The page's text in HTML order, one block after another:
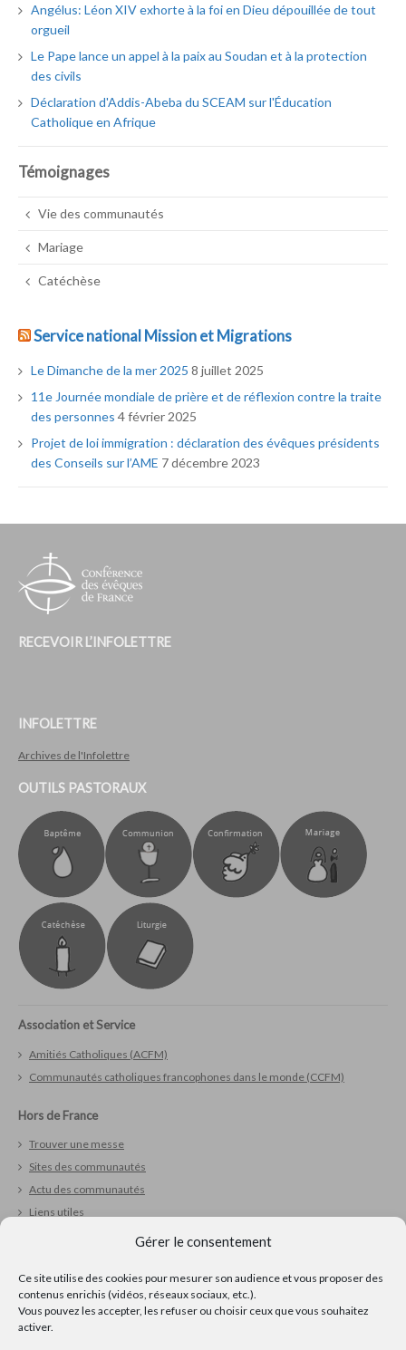
Gérer le consentement
Ce site utilise des cookies pour mesurer son audience et vous proposer des
contenus enrichis (vidéos, réseaux sociaux, etc.).
Vous pouvez les accepter, les refuser ou choisir ceux que vous souhaitez
activer.
Angélus: Léon XIV exhorte à la foi en Dieu dépouillée de tout
orgueil
Le Pape lance un appel à la paix au Soudan et à la protection
des civils
Déclaration d'Addis-Abeba du SCEAM sur l'Éducation
Catholique en Afrique
Témoignages
Vie des communautés
Mariage
Catéchèse
Service national Mission et Migrations
Le Dimanche de la mer 2025 8 juillet 2025
11e Journée mondiale de prière et de réflexion contre la traite
des personnes 4 février 2025
Projet de loi immigration : déclaration des évêques présidents
des Conseils sur l’AME 7 décembre 2023
RECEVOIR L’INFOLETTRE
INFOLETTRE
Archives de l'Infolettre
OUTILS PASTORAUX
Association et Service
Amitiés Catholiques (ACFM)
Communautés catholiques francophones dans le monde (CCFM)
Hors de France
Trouver une messe
Sites des communautés
Actu des communautés
Liens utiles
Réfléchir
Prier
Ressources pour la pastorale